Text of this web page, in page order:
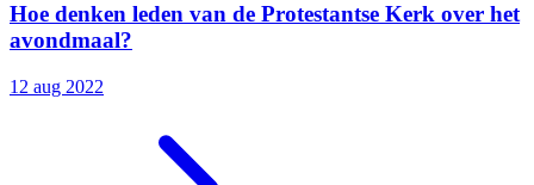
Hoe denken leden van de Protestantse Kerk over het
avondmaal?
12 aug 2022